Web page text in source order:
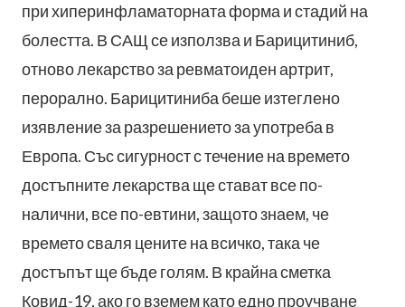
при хиперинфламаторната форма и стадий на
болестта. В САЩ се използва и Барицитиниб,
отново лекарство за ревматоиден артрит,
перорално. Барицитиниба беше изтеглено
изявление за разрешението за употреба в
Европа. Със сигурност с течение на времето
достъпните лекарства ще стават все по-
налични, все по-евтини, защото знаем, че
времето сваля цените на всичко, така че
достъпът ще бъде голям. В крайна сметка
Ковид-19, ако го вземем като едно проучване